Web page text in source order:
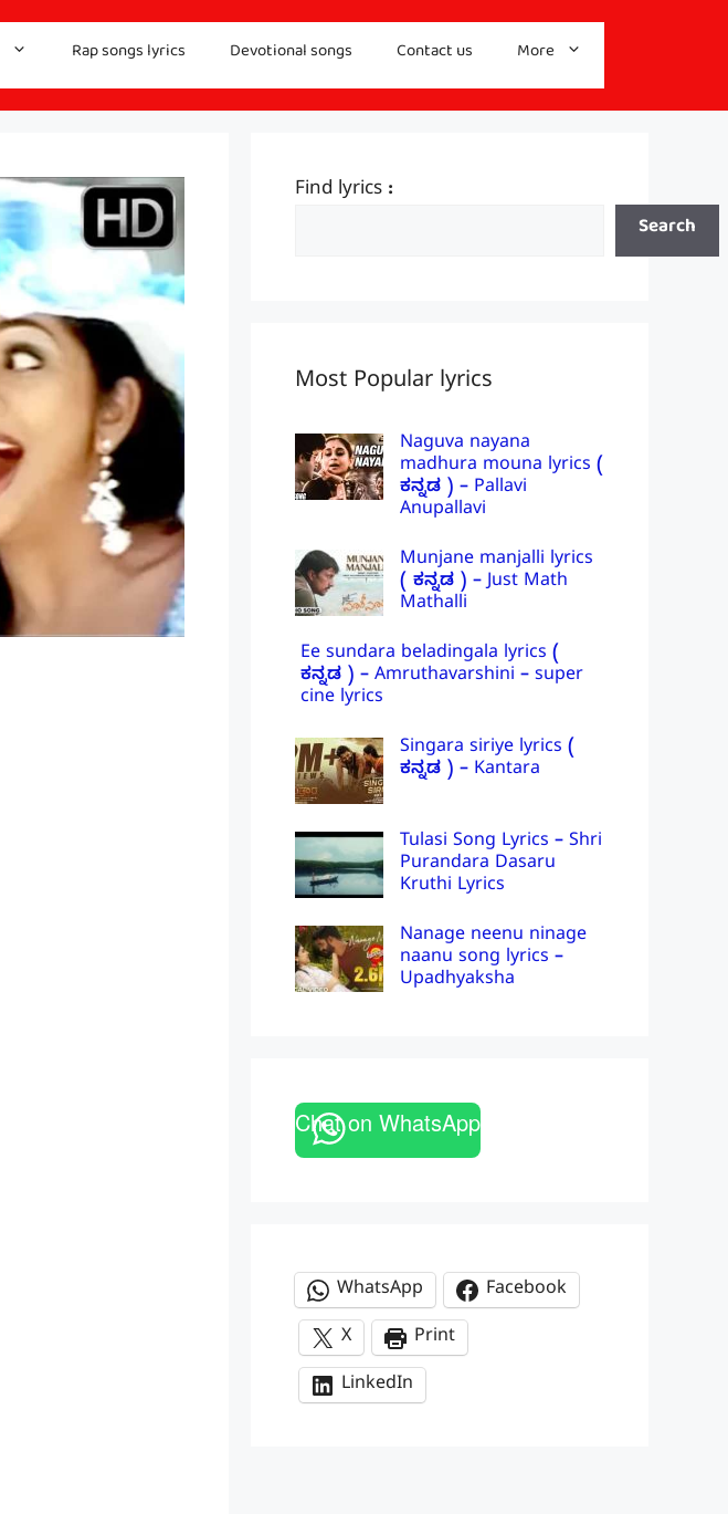
Rap songs lyrics Devotional songs Contact us More
Find lyrics :
Search
Most Popular lyrics
Naguva nayana
madhura mouna lyrics (
ಕನ್ನಡ ) – Pallavi
Anupallavi
Munjane manjalli lyrics
( ಕನ್ನಡ ) – Just Math
Mathalli
Ee sundara beladingala lyrics (
ಕನ್ನಡ ) – Amruthavarshini – super
cine lyrics
Singara siriye lyrics (
ಕನ್ನಡ ) – Kantara
Tulasi Song Lyrics – Shri
Purandara Dasaru
Kruthi Lyrics
Nanage neenu ninage
naanu song lyrics –
Upadhyaksha
Chat on WhatsApp
WhatsApp
Facebook
X
Print
LinkedIn